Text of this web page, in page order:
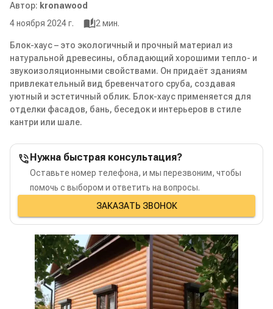
Автор: kronawood
4 ноября 2024 г.
2 мин.
Блок-хаус – это экологичный и прочный материал из
натуральной древесины, обладающий хорошими тепло- и
звукоизоляционными свойствами. Он придаёт зданиям
привлекательный вид бревенчатого сруба, создавая
уютный и эстетичный облик. Блок-хаус применяется для
отделки фасадов, бань, беседок и интерьеров в стиле
кантри или шале.
Нужна быстрая консультация?
Оставьте номер телефона, и мы перезвоним, чтобы
помочь с выбором и ответить на вопросы.
ЗАКАЗАТЬ ЗВОНОК